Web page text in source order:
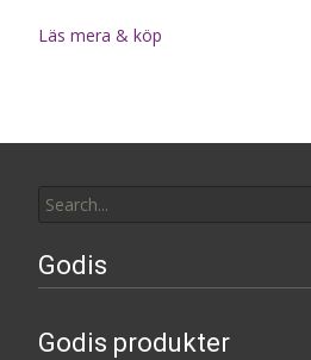
Läs mera & köp
for:
Godis
Godis produkter